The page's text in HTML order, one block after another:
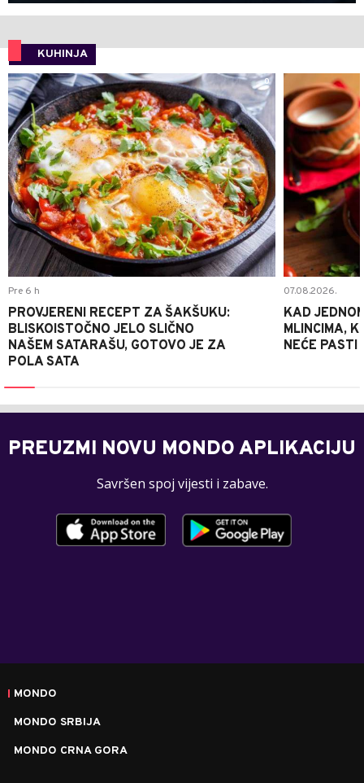
KUHINJA
0
Pre 6 h
PROVJERENI RECEPT ZA ŠAKŠUKU:
BLISKOISTOČNO JELO SLIČNO
NAŠEM SATARAŠU, GOTOVO JE ZA
POLA SATA
07.08.2026.
KAD
MLINCIMA,
NEĆE PASTI
PREUZMI NOVU MONDO APLIKACIJU
Savršen spoj vijesti i zabave.
MONDO
MONDO SRBIJA
MONDO CRNA GORA